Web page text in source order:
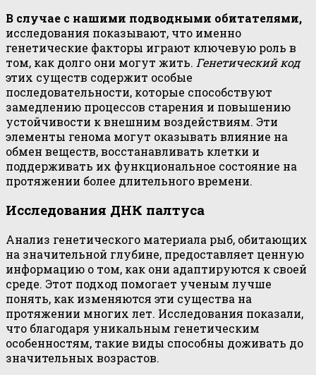
В случае с нашими подводными обитателями,
исследования показывают, что именно
генетические факторы играют ключевую роль в
том, как долго они могут жить. Генетический код
этих существ содержит особые
последовательности, которые способствуют
замедлению процессов старения и повышению
устойчивости к внешним воздействиям. Эти
элементы генома могут оказывать влияние на
обмен веществ, восстанавливать клетки и
поддерживать их функциональное состояние на
протяжении более длительного времени.
Исследования ДНК палтуса
Анализ генетического материала рыб, обитающих
на значительной глубине, предоставляет ценную
информацию о том, как они адаптируются к своей
среде. Этот подход помогает ученым лучше
понять, как изменяются эти существа на
протяжении многих лет. Исследования показали,
что благодаря уникальным генетическим
особенностям, такие виды способны доживать до
значительных возрастов.